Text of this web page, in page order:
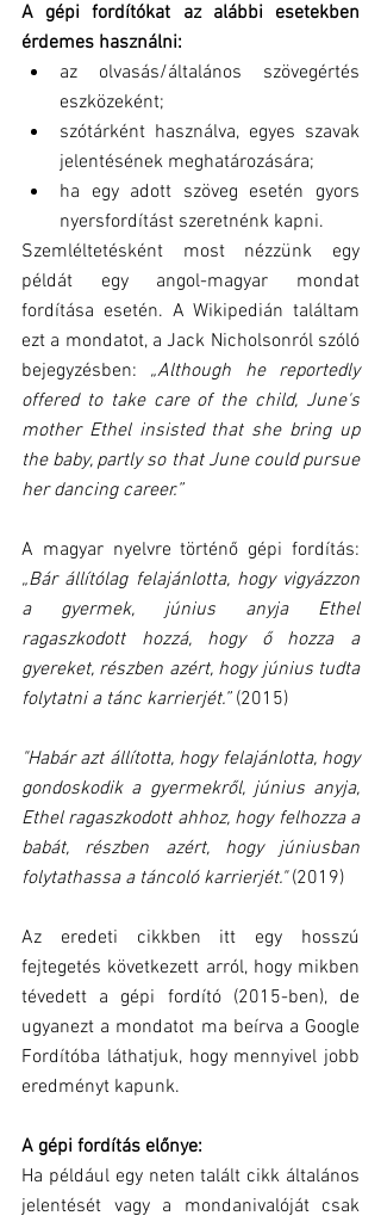
A gépi fordítókat az alábbi esetekben
érdemes használni:
az olvasás/általános szövegértés
eszközeként;
szótárként használva, egyes szavak
jelentésének meghatározására;
ha egy adott szöveg esetén gyors
nyersfordítást szeretnénk kapni.
Szemléltetésként most nézzünk egy
példát egy angol-magyar mondat
fordítása esetén. A Wikipedián találtam
ezt a mondatot, a Jack Nicholsonról szóló
bejegyzésben: „Although he reportedly
offered to take care of the child, June's
mother Ethel insisted that she bring up
the baby, partly so that June could pursue
her dancing career.”
„Bár állítólag felajánlotta, hogy vigyázzon
a gyermek, június anyja Ethel
ragaszkodott hozzá, hogy ő hozza a
gyereket, részben azért, hogy június tudta
folytatni a tánc karrierjét.” (2015)
"Habár azt állította, hogy felajánlotta, hogy
gondoskodik a gyermekről, június anyja,
Ethel ragaszkodott ahhoz, hogy felhozza a
babát, részben azért, hogy júniusban
folytathassa a táncoló karrierjét." (2019)
Az eredeti cikkben itt egy hosszú
fejtegetés következett arról, hogy mikben
tévedett a gépi fordító (2015-ben), de
ugyanezt a mondatot ma beírva a Google
Fordítóba láthatjuk, hogy mennyivel jobb
eredményt kapunk.
A gépi fordítás előnye:
Ha például egy neten talált cikk általános
jelentését vagy a mondanivalóját csak